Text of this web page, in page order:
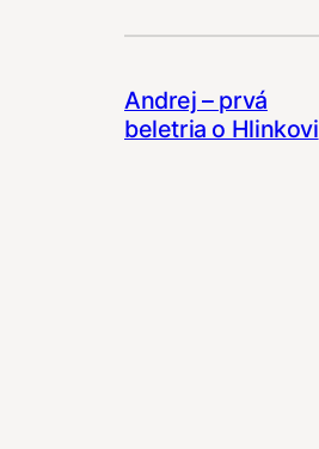
Andrej – prvá
beletria o Hlinkovi